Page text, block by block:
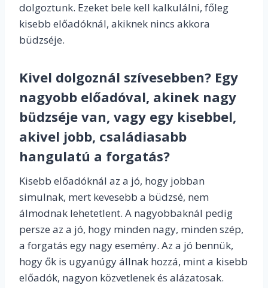
dolgoztunk. Ezeket bele kell kalkulálni, főleg
kisebb előadóknál, akiknek nincs akkora
büdzséje.
Kivel dolgoznál szívesebben? Egy
nagyobb előadóval, akinek nagy
büdzséje van, vagy egy kisebbel,
akivel jobb, családiasabb
hangulatú a forgatás?
Kisebb előadóknál az a jó, hogy jobban
simulnak, mert kevesebb a büdzsé, nem
álmodnak lehetetlent. A nagyobbaknál pedig
persze az a jó, hogy minden nagy, minden szép,
a forgatás egy nagy esemény. Az a jó bennük,
hogy ők is ugyanúgy állnak hozzá, mint a kisebb
előadók, nagyon közvetlenek és alázatosak.